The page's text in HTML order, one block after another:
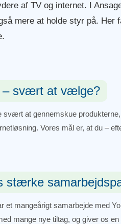
af TV og internet. I
mere at holde styr på. Her
– svært at vælge?
at gennemskue
Vores mål er, at du –
stærke
et mangeårigt samarbejde med
mange nye tiltag, og giver os